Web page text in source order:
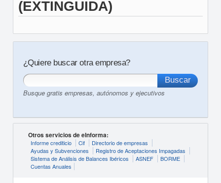
(EXTINGUIDA)
¿Quiere buscar otra empresa?
Busque gratis empresas, autónomos y ejecutivos
Otros servicios de eInforma:
Informe crediticio Cif
Directorio de empresas
Ayudas y Subvenciones
Registro de Aceptaciones Impagadas
Sistema de Análisis de Balances Ibéricos
ASNEF
BORME
Cuentas Anuales